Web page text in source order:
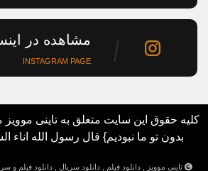
مشاهده در
INSTAGRAM PAGE
کلیه حقوق این سایت متعلق به تاینی
بدون تو ما نبودیم} قال رسول الله اناء
تاینی موویز , دانلود فیلم , دانلود سریال , دانلود فیلم و